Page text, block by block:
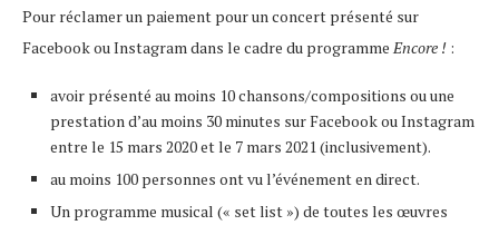
Pour réclamer un paiement pour un concert présenté sur
Facebook ou Instagram dans le cadre du programme Encore ! :
avoir présenté au moins 10 chansons/compositions ou une
prestation d’au moins 30 minutes sur Facebook ou Instagram
entre le 15 mars 2020 et le 7 mars 2021 (inclusivement).
au moins 100 personnes ont vu l’événement en direct.
Un programme musical (« set list ») de toutes les œuvres